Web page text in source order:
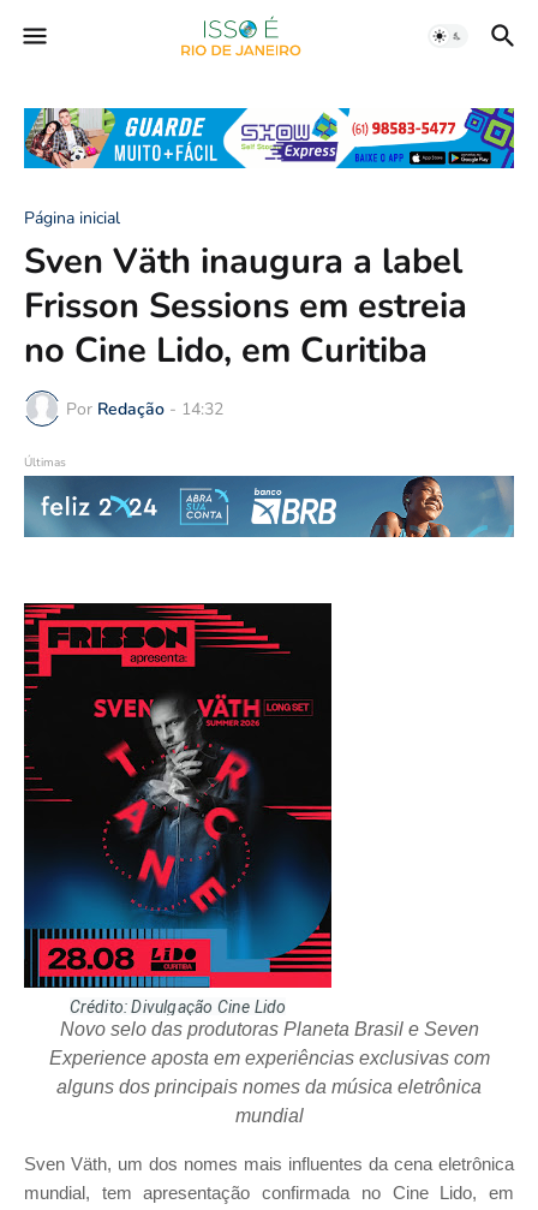
Página inicial
Sven Väth inaugura a label
Frisson Sessions em estreia
no Cine Lido, em Curitiba
Por Redação - 14:32
Últimas
Crédito: Divulgação Cine Lido
Novo selo das produtoras Planeta Brasil e Seven
Experience aposta em experiências exclusivas com
alguns dos principais nomes da música eletrônica
mundial
Sven Väth, um dos nomes mais influentes da cena eletrônica
mundial, tem apresentação confirmada no Cine Lido, em